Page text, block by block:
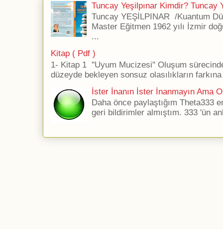
Tuncay Yeşilpınar Kimdir? Tuncay
Tuncay YEŞİLPINAR /Kuantum
Master Eğitmen 1962 yılı İzmir
...
Kitap ( Pdf )
1- Kitap 1 ''Uyum Mucizesi'' Oluşum
düzeyde bekleyen sonsuz olasılıkların
İster İnanın İster İnanmayın Ama
Daha önce paylaştığım Theta333
geri bildirimler almıştım. 333 'ün